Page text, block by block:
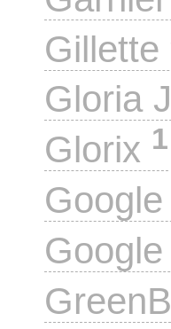
Gillette
Gloria
Glorix 1
Google